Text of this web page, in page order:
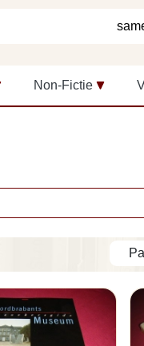
Non-Fictie